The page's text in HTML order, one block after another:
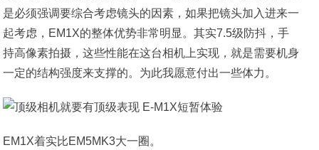
是必须强调要综合考虑镜头的因素，如果把镜头加入进来一
起考虑，EM1X的整体优势非常明显。其实7.5级防抖，手
持高像素拍摄，这些性能在这台相机上实现，就是需要机身
一定的结构强度来支撑的。为此我愿意付出一些体力。
EM1X着实比EM5MK3大一圈。